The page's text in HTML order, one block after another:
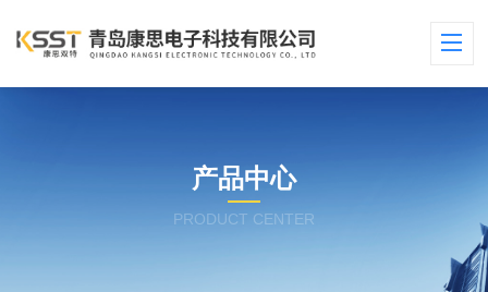
产品中心
PRODUCT CENTER